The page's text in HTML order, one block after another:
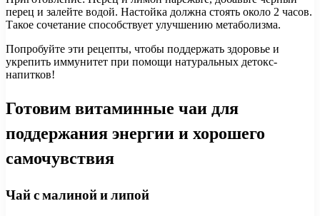
перец и залейте водой. Настойка должна стоять около 2 часов.
Такое сочетание способствует улучшению метаболизма.
Попробуйте эти рецепты, чтобы поддержать здоровье и
укрепить иммунитет при помощи натуральных детокс-
напитков!
Готовим витаминные чаи для
поддержания энергии и хорошего
самочувствия
Чай с малиной и липой